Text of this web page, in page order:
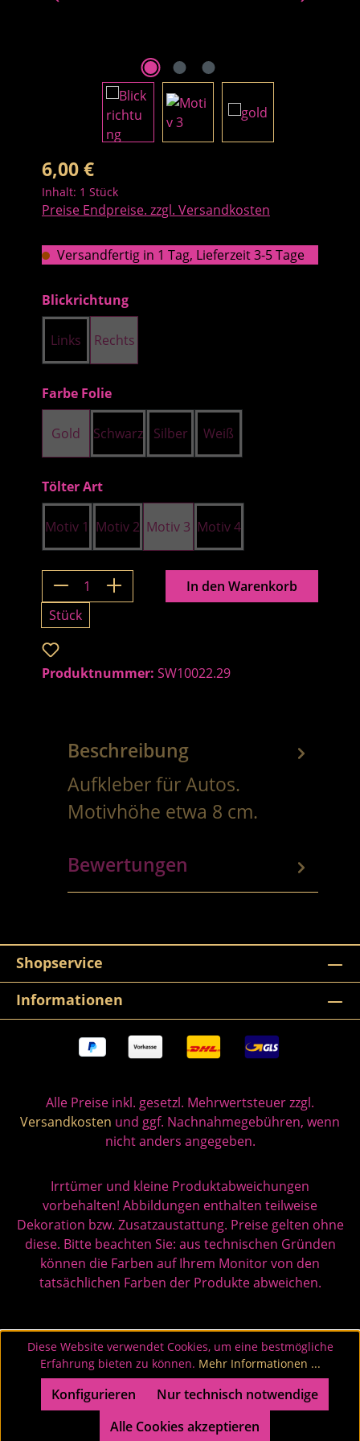
Regulärer Preis:
6,00 €
Inhalt: 1 Stück
Preise Endpreise. zzgl. Versandkosten
Versandfertig in 1 Tag, Lieferzeit 3-5 Tage
Blickrichtungauswählen
Links Rechts
Farbe Folieauswählen
Gold Schwarz Silber Weiß
Tölter Artauswählen
Motiv 1 Motiv 2 Motiv 3 Motiv 4
Produkt Anzahl: Gib den
Stück
In den Warenkorb
Produktnummer: SW10022.29
Beschreibung
Aufkleber für Autos.
Motivhöhe etwa 8 cm.
Bewertungen
Shopservice
Informationen
Alle Preise inkl. gesetzl. Mehrwertsteuer zzgl.
Versandkosten und ggf. Nachnahmegebühren, wenn
nicht anders angegeben.
Irrtümer und kleine Produktabweichungen
vorbehalten! Abbildungen enthalten teilweise
Dekoration bzw. Zusatzaustattung. Preise gelten ohne
diese. Bitte beachten Sie: aus technischen Gründen
können die Farben auf Ihrem Monitor von den
tatsächlichen Farben der Produkte abweichen.
Diese Website verwendet Cookies, um eine bestmögliche
Erfahrung bieten zu können. Mehr Informationen ...
Nur technisch notwendige
Konfigurieren
Alle Cookies akzeptieren